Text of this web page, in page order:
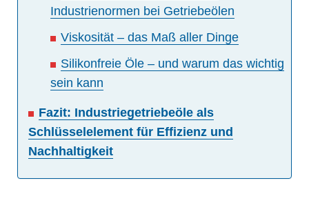
Industrienormen bei Getriebeölen
Viskosität – das Maß aller Dinge
Silikonfreie Öle – und warum das wichtig
sein kann
Fazit: Industriegetriebeöle als
Schlüsselelement für Effizienz und
Nachhaltigkeit